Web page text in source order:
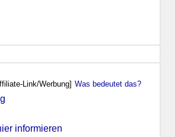
Link/Werbung] Was bedeutet das?
informieren